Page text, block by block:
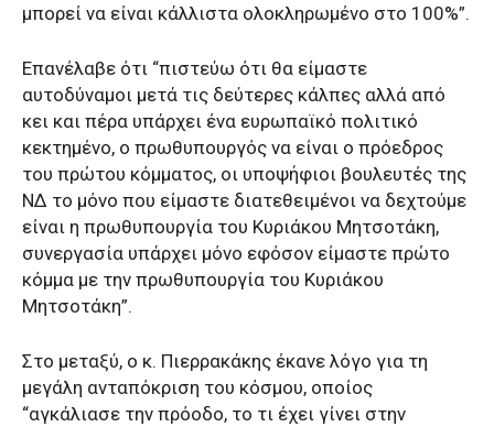
μπορεί να είναι κάλλιστα ολοκληρωμένο στο 100%”.
Επανέλαβε ότι “πιστεύω ότι θα είμαστε
αυτοδύναμοι μετά τις δεύτερες κάλπες αλλά από
κει και πέρα υπάρχει ένα ευρωπαϊκό πολιτικό
κεκτημένο, ο πρωθυπουργός να είναι ο πρόεδρος
του πρώτου κόμματος, οι υποψήφιοι βουλευτές της
ΝΔ το μόνο που είμαστε διατεθειμένοι να δεχτούμε
είναι η πρωθυπουργία του Κυριάκου Μητσοτάκη,
συνεργασία υπάρχει μόνο εφόσον είμαστε πρώτο
κόμμα με την πρωθυπουργία του Κυριάκου
Μητσοτάκη”.
Στο μεταξύ, ο κ. Πιερρακάκης έκανε λόγο για τη
μεγάλη ανταπόκριση του κόσμου, οποίος
“αγκάλιασε την πρόοδο, το τι έχει γίνει στην